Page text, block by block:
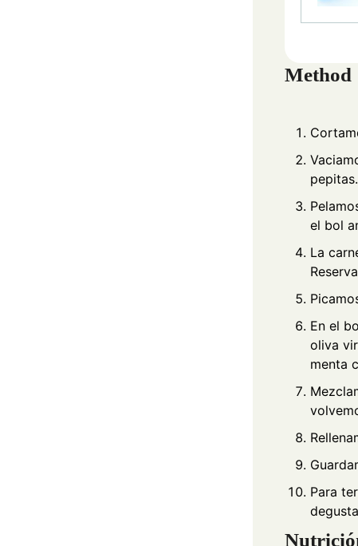
Method
pepitas.
el bol
La
En el
oliva
menta
Para